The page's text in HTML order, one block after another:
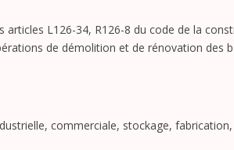
articles L126-34, R126-8 du code de la
de démolition et de rénovation des
commerciale, stockage,